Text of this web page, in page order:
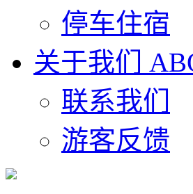
停车住宿
关于我们
联系我们
游客反馈